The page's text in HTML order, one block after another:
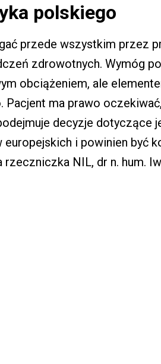
polskiego
przede wszystkim przez
zdrowotnych. Wymóg
obciążeniem, ale
ma prawo
decyzje dotyczące
i powinien być
NIL, dr n. hum.